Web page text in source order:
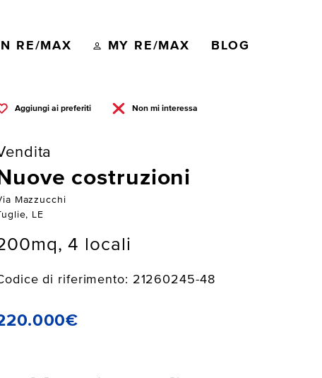
RE/MAX MY RE/MAX BLOG
Aggiungi ai preferiti Non mi interessa
Nuove costruzioni
Mazzucchi
LE
4 locali
di riferimento: 21260245-48